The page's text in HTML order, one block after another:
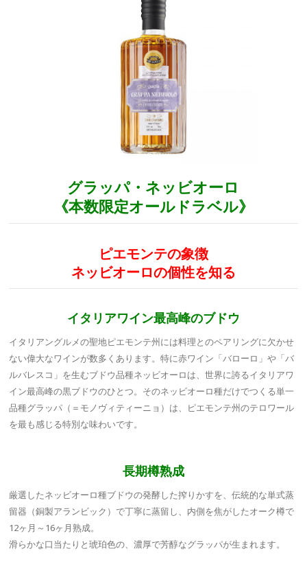
グラッパ・ネッビオーロ
《本数限定オールドラベル》
ピエモンテの象徴
ネッビオーロの個性を知る
イタリアワイン最高峰のブドウ
イタリアングルメの聖地ピエモンテ州には料理とのペアリングに欠かせ
ない偉大なワインが数多くあります。特に赤ワイン「バローロ」や「バ
ルバレスコ」を生むブドウ品種ネッビオーロは、世界に誇るイタリアワ
イン最高峰の黒ブドウのひとつ。そのネッビオーロ種だけでつくる単一
品種グラッパ（＝モノヴィティーニョ）は、ピエモンテ州のテロワール
を最も感じる特別な味わいです。
長期樽熟成
厳選したネッビオーロ種ブドウの発酵した搾りかすを、伝統的な単式蒸
留器（銅製アランビック）で丁寧に蒸留し、内側を焦がしたオーク樽で
12ヶ月～16ヶ月熟成。
滑らかな口当たりと琥珀色の、濃厚で芳醇なグラッパが生まれます。